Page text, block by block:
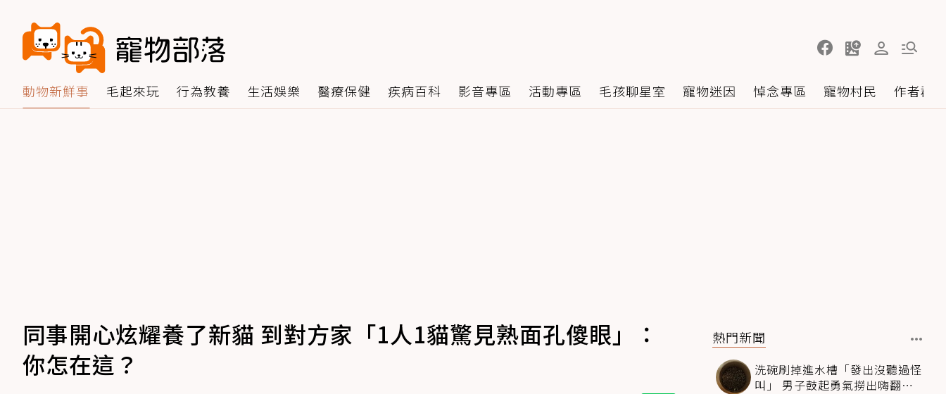
動物新鮮事 毛起來玩 行為教養 生活娛樂 醫療保健 疾病百科 影音專區 活動專區 毛孩聊星室 寵物迷因 悼念專區 寵物村民 作者群
同事開心炫耀養了新貓 到對方家「1人1貓驚見熟面孔傻眼」：
你怎在這？
熱門新聞
洗碗刷掉進水槽「發出沒聽過怪
叫」 男子鼓起勇氣撈出嗨翻：